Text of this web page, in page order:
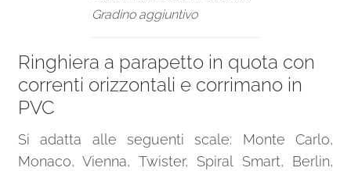
Gradino aggiuntivo
Ringhiera a parapetto in quota con
correnti orizzontali e corrimano in
PVC
Si adatta alle seguenti scale: Monte Carlo,
Monaco, Vienna, Twister, Spiral Smart, Berlin,